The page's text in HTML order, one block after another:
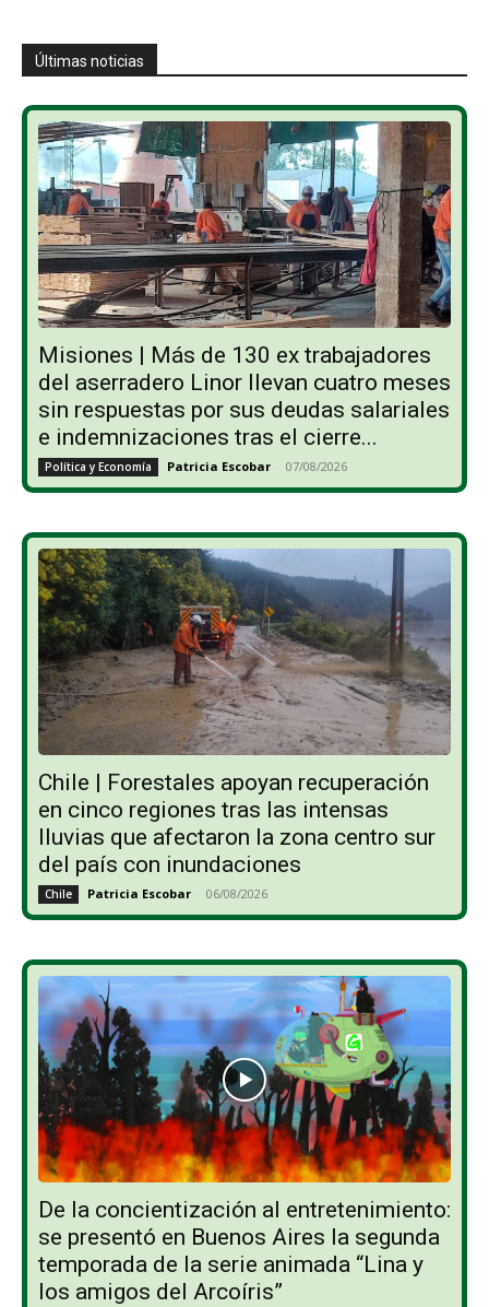
Últimas noticias
Misiones | Más de 130 ex trabajadores
del aserradero Linor llevan cuatro meses
sin respuestas por sus deudas salariales
e indemnizaciones tras el cierre...
Política y Economía Patricia Escobar - 07/08/2026
Chile | Forestales apoyan recuperación
en cinco regiones tras las intensas
lluvias que afectaron la zona centro sur
del país con inundaciones
Chile Patricia Escobar - 06/08/2026
De la concientización al entretenimiento:
se presentó en Buenos Aires la segunda
temporada de la serie animada “Lina y
los amigos del Arcoíris”